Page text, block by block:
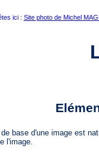
ici : Site photo de Michel
d'une image est
l'image.